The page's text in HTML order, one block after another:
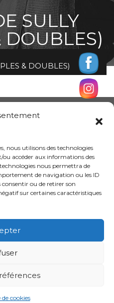
nous utilisons des technologies
ou accéder aux informations des
nous permettra de
de navigation ou les ID
consentir ou de retirer son
sur certaines caractéristiques
cookies
SULLY
DOUBLES)
& DOUBLES)
:Kalankaa